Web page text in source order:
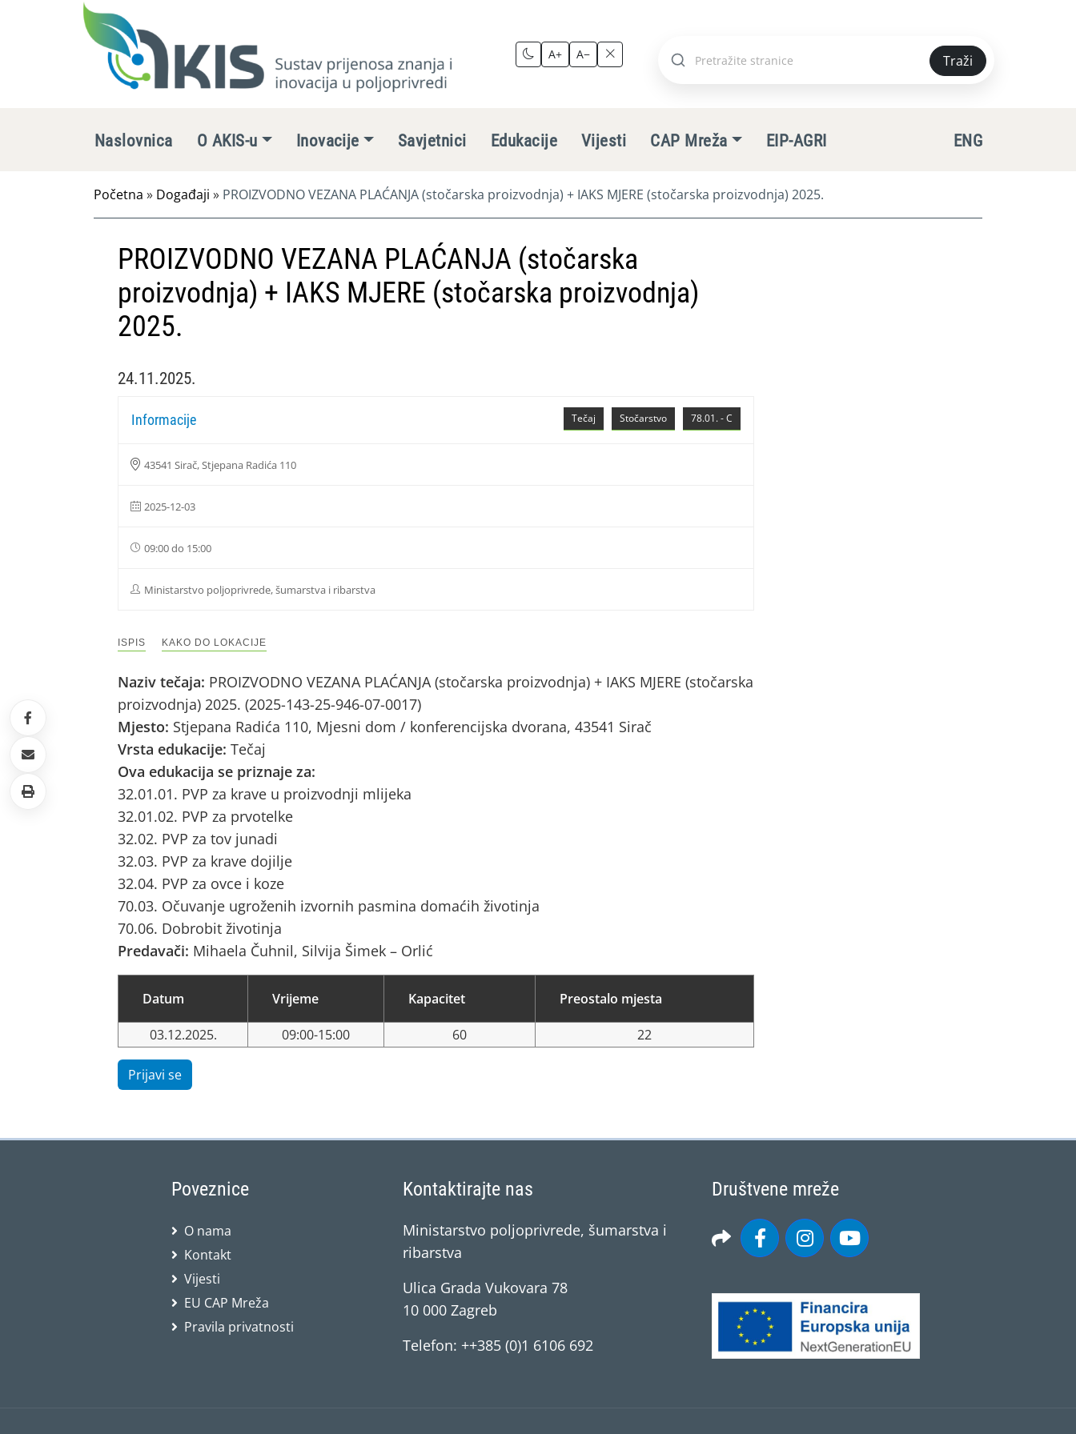
A+ A−
Pretraži
Traži
Naslovnica O AKIS-u Inovacije Savjetnici Edukacije Vijesti CAP Mreža EIP-AGRI ENG
Početna » Događaji » PROIZVODNO VEZANA PLAĆANJA (stočarska proizvodnja) + IAKS MJERE (stočarska proizvodnja) 2025.
PROIZVODNO VEZANA PLAĆANJA (stočarska
proizvodnja) + IAKS MJERE (stočarska proizvodnja)
2025.
24.11.2025.
78.01. - C
Stočarstvo
Tečaj
Informacije
43541 Sirač, Stjepana Radića 110
2025-12-03
09:00 do 15:00
Ministarstvo poljoprivrede, šumarstva i ribarstva
ISPIS KAKO DO LOKACIJE
Naziv tečaja: PROIZVODNO VEZANA PLAĆANJA (stočarska proizvodnja) + IAKS MJERE (stočarska
proizvodnja) 2025. (2025-143-25-946-07-0017)
Mjesto: Stjepana Radića 110, Mjesni dom / konferencijska dvorana, 43541 Sirač
Vrsta edukacije: Tečaj
Ova edukacija se priznaje za:
32.01.01. PVP za krave u proizvodnji mlijeka
32.01.02. PVP za prvotelke
32.02. PVP za tov junadi
32.03. PVP za krave dojilje
32.04. PVP za ovce i koze
70.03. Očuvanje ugroženih izvornih pasmina domaćih životinja
70.06. Dobrobit životinja
Predavači: Mihaela Čuhnil, Silvija Šimek – Orlić
Datum Vrijeme Kapacitet Preostalo mjesta
03.12.2025. 09:00-15:00 60 22
Prijavi se
Poveznice
O nama
Kontakt
Vijesti
EU CAP Mreža
Pravila privatnosti
Kontaktirajte nas
Ministarstvo poljoprivrede, šumarstva i
ribarstva
Ulica Grada Vukovara 78
10 000 Zagreb
Telefon: ++385 (0)1 6106 692
Društvene mreže